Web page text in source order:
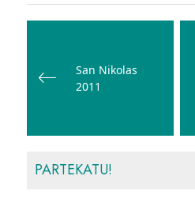
Bidalketetan
nabigatu
San Nikolas
2011
PARTEKATU!